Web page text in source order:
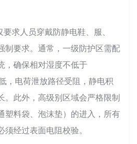
求人员穿戴防静电鞋、服、
制要求。通常，一级防护区需配
，确保相对湿度不低于
，电荷泄放路径受阻，静电积
。此外，高级别区域会严格限制
塑料袋、泡沫垫）的进入，所有
经过表面电阻校验。